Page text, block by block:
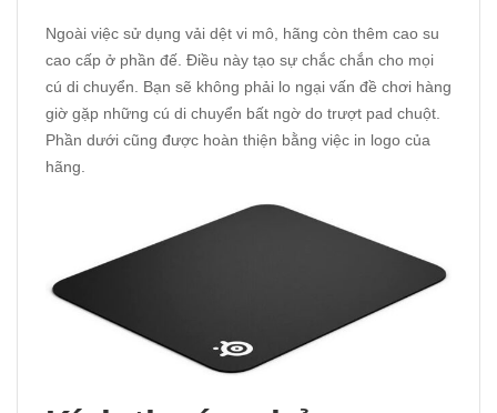
Ngoài việc sử dụng vải dệt vi mô, hãng còn thêm cao su
cao cấp ở phần đế. Điều này tạo sự chắc chắn cho mọi
cú di chuyển. Bạn sẽ không phải lo ngại vấn đề chơi hàng
giờ gặp những cú di chuyển bất ngờ do trượt pad chuột.
Phần dưới cũng được hoàn thiện bằng việc in logo của
hãng.